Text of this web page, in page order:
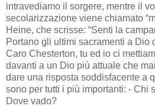
intravediamo il sorgere, mentre il
secolarizzazione viene chiamato
Heine, che scrisse: “Senti la
Portano gli ultimi sacramenti a Dio
Caro Chesterton, tu ed io ci
davanti a un Dio più attuale che
dare una risposta soddisfacente a
sono per tutti i più importanti: - Chi
Dove vado?